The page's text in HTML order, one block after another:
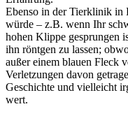
Ebenso in der Tierklinik in
würde – z.B. wenn Ihr
hohen Klippe gesprungen
ihn röntgen zu lassen;
außer einem blauen Fleck
Verletzungen davon
Geschichte und vielleicht
wert.